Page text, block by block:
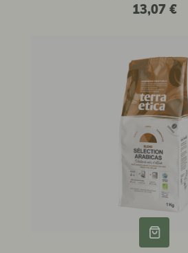
13,07 €